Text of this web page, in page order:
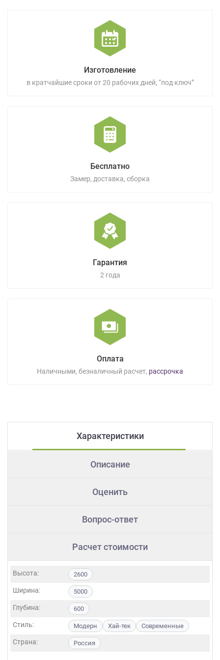
Изготовление
в кратчайшие сроки от 20 рабочих дней, “под ключ”
Бесплатно
Замер, доставка, сборка
Гарантия
2 года
Оплата
Наличными, безналичный расчет, рассрочка
Характеристики
Описание
Оценить
Вопрос-ответ
Расчет стоимости
Высота: 2600
Ширина: 5000
Глубина: 600
Стиль: Модерн Хай-тек Современные
Страна: Россия